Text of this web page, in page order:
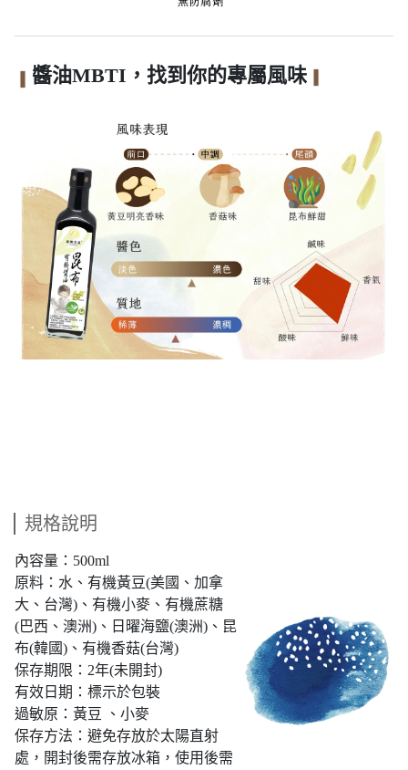
醬油MBTI ，找到你的專屬風味
規格說明
內容量：500ml
原料：水、有機黃豆(美國、加拿
大、台灣)、有機小麥、有機蔗糖
(巴西、澳洲)、日曜海鹽(澳洲)、昆
布(韓國)、有機香菇(台灣)
保存期限：2年(未開封)
有效日期：標示於包裝
過敏原：黃豆 、小麥
保存方法：避免存放於太陽直射
處，開封後需存放冰箱，使用後需